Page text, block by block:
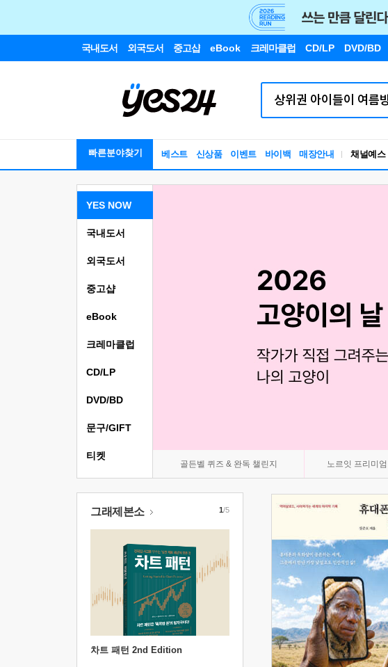
국내도서 외국도서 중고샵 eBook 크레마클럽 CD/LP DVD/BD
빠른분야찾기 베스트 신상품 이벤트 바이백 매장안내 채널예스
YES NOW
골든벨 퀴즈 & 완독 챌린지 노르잇 프리미
국내도서
외국도서
중고샵
eBook
크레마클럽
CD/LP
DVD/BD
문구/GIFT
티켓
그래제본소
차트 패턴 2nd Edition
1/5